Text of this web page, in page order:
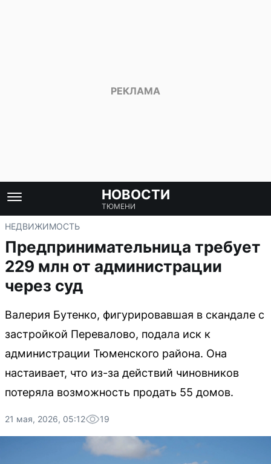
НОВОСТИ
ТЮМЕНИ
НЕДВИЖИМОСТЬ
Предпринимательница требует
229 млн от администрации
через суд
Валерия Бутенко, фигурировавшая в скандале с
застройкой Перевалово, подала иск к
администрации Тюменского района. Она
настаивает, что из-за действий чиновников
потеряла возможность продать 55 домов.
21 мая, 2026, 05:12 19